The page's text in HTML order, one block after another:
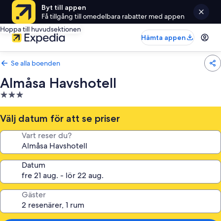
Byt till appen
Få tillgång till omedelbara rabatter med appen
Hoppa till huvudsektionen
Hämta appen
Se alla boenden
Almåsa Havshotell
3.0-
stjärnigt
boende
Välj datum för att se priser
Vart reser du?
Datum
Gäster